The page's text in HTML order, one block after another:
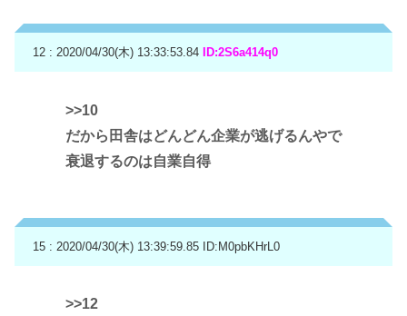
12 : 2020/04/30(木) 13:33:53.84 ID:2S6a414q0
>>10
だから田舎はどんどん企業が逃げるんやで
衰退するのは自業自得
15 : 2020/04/30(木) 13:39:59.85 ID:M0pbKHrL0
>>12